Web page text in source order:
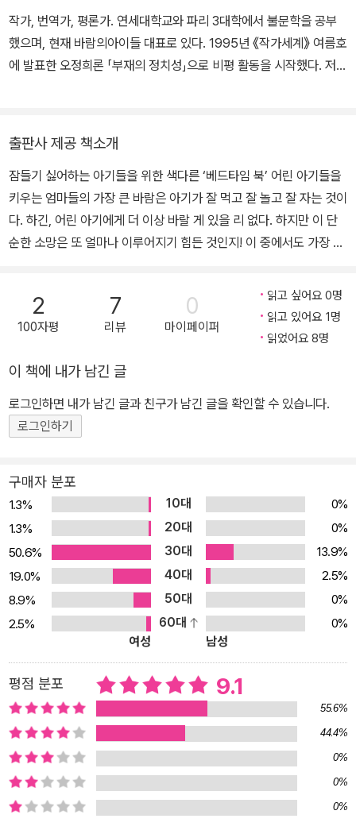
작가, 번역가, 평론가. 연세대학교와 파리 3대학에서 불문학을 공부
했으며, 현재 바람의아이들 대표로 있다. 1995년 《작가세계》 여름호
에 발표한 오정희론 「부재의 정치성」으로 비평 활동을 시작했다. 저서
서와 『난 아무것도 먹고 싶지 않아』 『악마와의 계약』 『스파게티 신드
롬』 『딸들이 자라서 엄마가 된다』 『늑대의 눈』 등 다수의 소설 및 어
린이·청소년 도서가 있다. 2010년 프랑스 정부로부터 문화예술 공로
훈장을, 2017년 문화체육관광부 장관 표창을 받았다.
출판사 제공 책소개
잠들기 싫어하는 아기들을 위한 색다른 ‘베드타임 북’ 어린 아기들을
키우는 엄마들의 가장 큰 바람은 아기가 잘 먹고 잘 놀고 잘 자는 것이
다. 하긴, 어린 아기에게 더 이상 바랄 게 있을 리 없다. 하지만 이 단
순한 소망은 또 얼마나 이루어지기 힘든 것인지! 이 중에서도 가장 어
시간씩 반드시 울고 잔다는 아기들 이야기를 듣노라면 그 아기의 엄
마들이 가련해 보일 지경이다. 아기들도 낯선 세상에 적응을 하느라
그럴 테지만 대체 잠자는 일이 왜 그리 어려울까 싶기도 하다. 그런데
가 시작된다. 밤은 자꾸 깊어 가는데 도무지 잠들고 싶어 하지 않는다
는 것. 아가야, 엄마도 잠 좀 자자! 이경혜 글, 최윤정 그림의 『안 잘
래!』는 바로 그 잠들고 싶어 하지 않는 아기들을 위한 그림책이다. 일
종의 ‘베드타임 북’인 만큼 자장자장 잘도 잔다, 자장가를 부르듯 아기
런데 이 책의 독특한 점은 잠들기 싫어하는 아기들을 마냥 다독이기
보다 잠들기 싫어하는 아기의 마음을 제대로 이해해 준다는 것이다.
아기들이 “안 잘래!” 하고 고집 피우는 이유는? 더 놀고 싶어서다. 그
렇다면 “안 돼! 지금은 잘 시간이야.” 하기보다는 “더 놀고 싶어? 코
자고 내일 놀자.”라고 말하는 편이 낫다. 어린 아기에게 내일이란 굉
장히 막연한 약속이겠지만 엄마가 다정한 목소리로 마음을 읽어 주고
이해해 준다면 그것만으로도 안심이 되고 엄마를 믿고 싶어질 테니
잠이 안 와서, 깜깜한 밤이 무서워서 등등 아기가 자고 싶지 않은 이유
는 한두 가지가 아니다. 그럴 때마다 엄마가 아기 마음을 척척 읽어 내
고 내일을 약속해 주면 아기는 그제야 하품이 나오고 눈꺼풀이 무거
워지며 기꺼이 잠 속으로 빠져들고 싶어진다. 아기는 엄마 하기 나름
이라는 만고불변의 진실! 아기와 엄마의 행복한 잠자리를 위하여 이
귀여운 그림책에서는 책장을 넘길 때마다 “안 잘래!” 하고 떼쓰는 고
집불통의 목소리가 반복이 되며 뒤를 이어 “더 놀고 싶어? 코 자고 내
일 놀자. 재워 줄게.” 하는 차분한 대답이 따라붙는다. 그런데 매 화면
2
100자평
7
리뷰
0
마이페이퍼
읽고 싶어요 0명
읽고 있어요 1명
읽었어요 8명
이 책에 내가 남긴 글
로그인하면 내가 남긴 글과 친구가 남긴 글을 확인할 수 있습니다.
로그인하기
구매자 분포
1.3% 10대
0%
1.3%
20대
0%
50.6%
30대
13.9%
19.0%
40대
2.5%
8.9%
50대
0%
2.5%
60대
0%
여성
남성
평점 분포 9.1
55.6%
44.4%
0%
0%
0%